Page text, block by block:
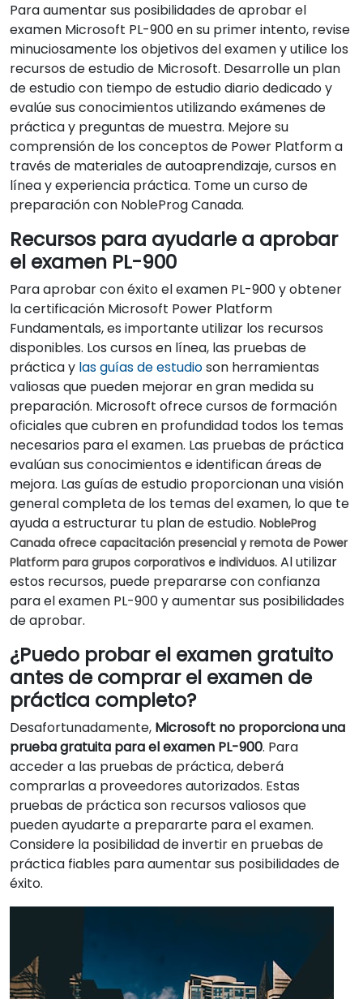
Para aumentar sus posibilidades de aprobar el
examen Microsoft PL-900 en su primer intento, revise
minuciosamente los objetivos del examen y utilice los
recursos de estudio de Microsoft. Desarrolle un plan
de estudio con tiempo de estudio diario dedicado y
evalúe sus conocimientos utilizando exámenes de
práctica y preguntas de muestra. Mejore su
comprensión de los conceptos de Power Platform a
través de materiales de autoaprendizaje, cursos en
línea y experiencia práctica. Tome un curso de
preparación con NobleProg Canada.
Recursos para ayudarle a aprobar
el examen PL-900
Para aprobar con éxito el examen PL-900 y obtener
la certificación Microsoft Power Platform
Fundamentals, es importante utilizar los recursos
disponibles. Los cursos en línea, las pruebas de
práctica y las guías de estudioson herramientas
valiosas que pueden mejorar en gran medida su
preparación. Microsoft ofrece cursos de formación
oficiales que cubren en profundidad todos los temas
necesarios para el examen. Las pruebas de práctica
evalúan sus conocimientos e identifican áreas de
mejora. Las guías de estudio proporcionan una visión
general completa de los temas del examen, lo que te
ayuda a estructurar tu plan de estudio. NobleProg
Canada ofrece capacitación presencial y remota de Power
Platform para grupos corporativos e individuos. Al utilizar
estos recursos, puede prepararse con confianza
para el examen PL-900 y aumentar sus posibilidades
de aprobar.
¿Puedo probar el examen gratuito
antes de comprar el examen de
práctica completo?
Desafortunadamente, Microsoft no proporciona una
prueba gratuita para el examen PL-900. Para
acceder a las pruebas de práctica, deberá
comprarlas a proveedores autorizados. Estas
pruebas de práctica son recursos valiosos que
pueden ayudarte a prepararte para el examen.
Considere la posibilidad de invertir en pruebas de
práctica fiables para aumentar sus posibilidades de
éxito.